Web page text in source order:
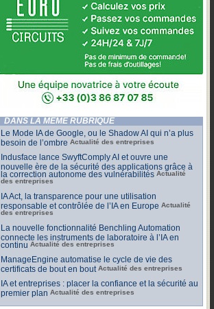
DANS LA MÊME RUBRIQUE
Le Mode IA de Google, ou le Shadow AI qui n’a plus
besoin de l’ombre Actualité des entreprises
Indusface lance SwyftComply AI et ouvre une
nouvelle ère de la sécurité des applications grâce à
la correction autonome des vulnérabilités Actualité
des entreprises
IA Act, la transparence pour une utilisation
responsable et contrôlée de l’IA en Europe Actualité
des entreprises
La nouvelle fonctionnalité Benchling Automation
connecte les instruments de laboratoire à l’IA en
continu Actualité des entreprises
ManageEngine automatise le cycle de vie des
certificats de bout en bout Actualité des entreprises
IA et entreprises : placer la confiance et la sécurité au
premier plan Actualité des entreprises